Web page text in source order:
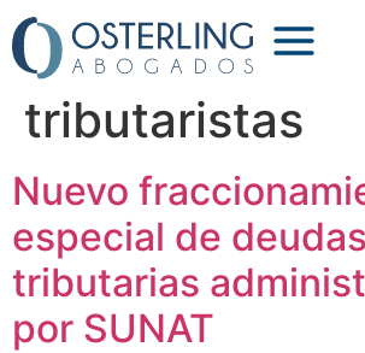
Etiqueta:
tributaristas
Nuevo
especial de deudas
tributarias
por SUNAT